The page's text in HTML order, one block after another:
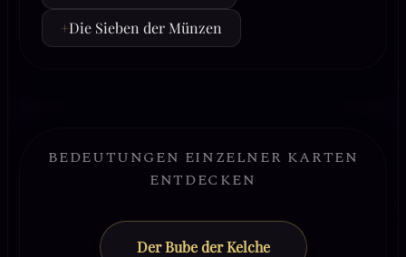
+Die Sieben der Münzen
BEDEUTUNGEN EINZELNER KARTEN
ENTDECKEN
Der Bube der Kelche